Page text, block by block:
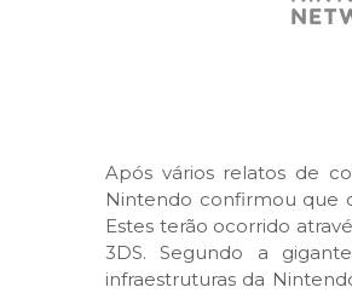
Após vários relatos de
Nintendo confirmou que
Estes terão ocorrido
3DS. Segundo a
infraestruturas da